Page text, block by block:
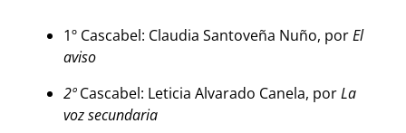
1º Cascabel: Claudia Santoveña Nuño, porEl
aviso
2ºCascabel: Leticia Alvarado Canela, porLa
voz secundaria